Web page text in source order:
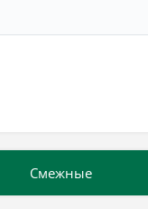
Смежные